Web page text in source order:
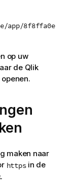
app/8f8ffa0e
op uw
de Qlik
maken naar
httpsin de
.